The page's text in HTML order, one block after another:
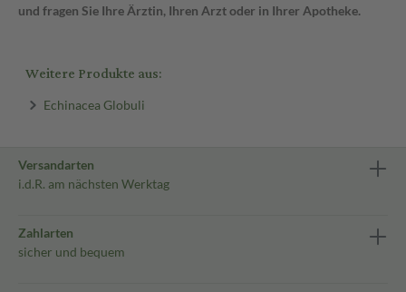
und fragen Sie Ihre Ärztin, Ihren Arzt oder in Ihrer Apotheke.
Weitere Produkte aus:
Echinacea Globuli
Versandarten
i.d.R. am nächsten Werktag
Zahlarten
sicher und bequem